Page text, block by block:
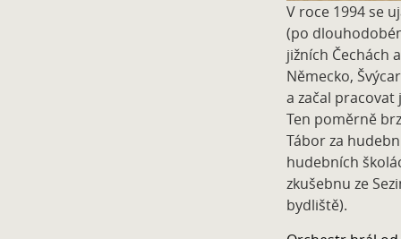
V roce 1994 se
(po
jižních Čechách
Německo,
a začal pracovat
Ten poměrně
Tábor za
hudebních
zkušebnu ze
bydliště).